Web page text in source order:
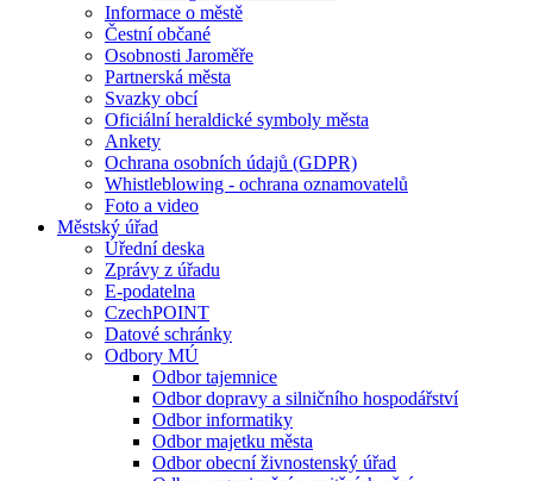
Informace o městě
Čestní občané
Osobnosti Jaroměře
Partnerská města
Svazky obcí
Oficiální heraldické symboly města
Ankety
Ochrana osobních údajů (GDPR)
Whistleblowing - ochrana oznamovatelů
Foto a video
Městský úřad
Úřední deska
Zprávy z úřadu
E-podatelna
CzechPOINT
Datové schránky
Odbory MÚ
Odbor tajemnice
Odbor dopravy a silničního hospodářství
Odbor informatiky
Odbor majetku města
Odbor obecní živnostenský úřad